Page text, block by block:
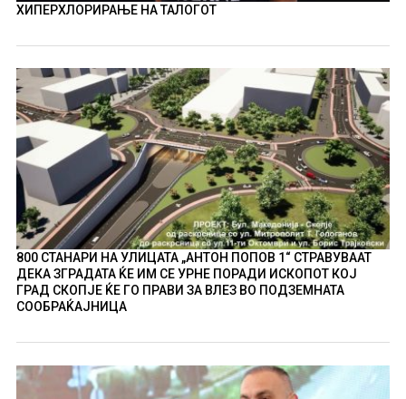
ХИПЕРХЛОРИРАЊЕ НА ТАЛОГОТ
800 СТАНАРИ НА УЛИЦАТА „АНТОН ПОПОВ 1“ СТРАВУВААТ
ДЕКА ЗГРАДАТА ЌЕ ИМ СЕ УРНЕ ПОРАДИ ИСКОПОТ КОЈ
ГРАД СКОПЈЕ ЌЕ ГО ПРАВИ ЗА ВЛЕЗ ВО ПОДЗЕМНАТА
СООБРАЌАЈНИЦА